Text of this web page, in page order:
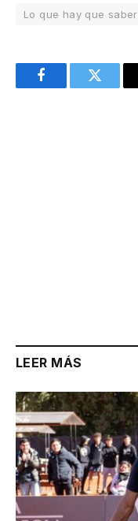
Lo que hay que saber
FacebookTwitter
LEER MÁS